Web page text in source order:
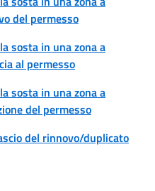
del permesso
sosta in una zona a
al permesso
sosta in una zona a
del permesso
del rinnovo/duplicato